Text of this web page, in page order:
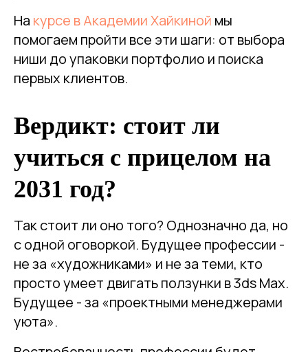
На курсе в Академии Хайкиной мы
помогаем пройти все эти шаги: от выбора
ниши до упаковки портфолио и поиска
первых клиентов.
Вердикт: стоит ли
учиться с прицелом на
2031 год?
Так стоит ли оно того? Однозначно да, но
с одной оговоркой. Будущее профессии -
не за «художниками» и не за теми, кто
просто умеет двигать ползунки в 3ds Max.
Будущее - за «проектными менеджерами
уюта».